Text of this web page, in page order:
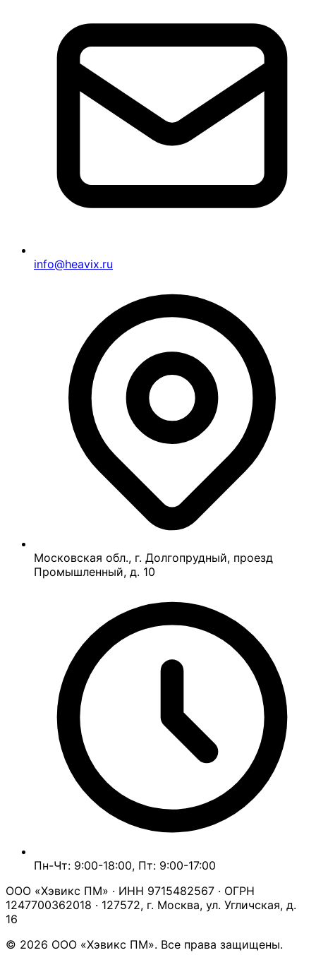
info@heavix.ru
Московская обл., г. Долгопрудный, проезд
Промышленный, д. 10
Пн-Чт: 9:00-18:00, Пт: 9:00-17:00
ООО «Хэвикс ПМ» · ИНН 9715482567 · ОГРН
1247700362018 · 127572, г. Москва, ул. Угличская, д.
16
© 2026 ООО «Хэвикс ПМ». Все права защищены.